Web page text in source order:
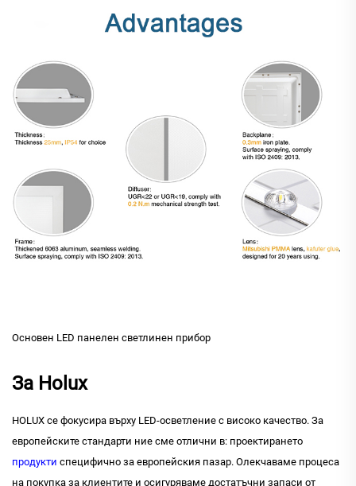
Основен LED панелен светлинен прибор
За Holux
HOLUX се фокусира върху LED-осветление с високо качество. За
европейските стандарти ние сме отлични в: проектирането
продукти специфично за европейския пазар. Олекчаваме процеса
на покупка за клиентите и осигуряваме достатъчни запаси от